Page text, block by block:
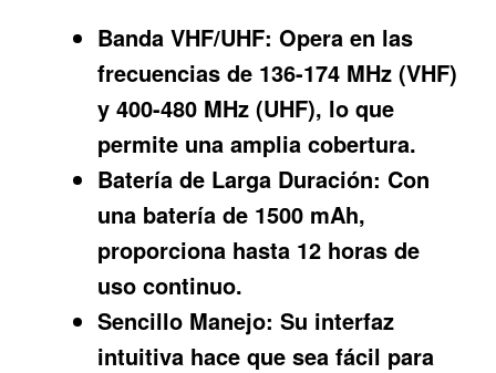
Banda VHF/UHF: Opera en las
frecuencias de 136-174 MHz (VHF)
y 400-480 MHz (UHF), lo que
permite una amplia cobertura.
Batería de Larga Duración: Con
una batería de 1500 mAh,
proporciona hasta 12 horas de
uso continuo.
Sencillo Manejo: Su interfaz
intuitiva hace que sea fácil para